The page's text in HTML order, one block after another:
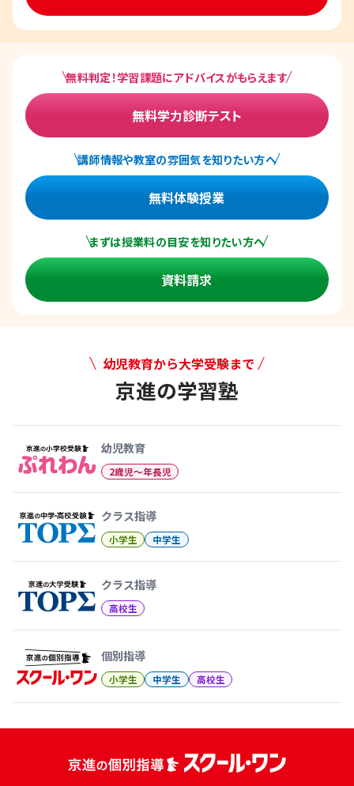
無料判定！学習課題にアドバイスがもらえます
無料学力診断テスト
講師情報や教室の雰囲気を知りたい方へ
無料体験授業
まずは授業料の目安を知りたい方へ
資料請求
幼児教育から大学受験まで
京進の学習塾
幼児教育
2歳児〜年長児
クラス指導
小学生 中学生
クラス指導
高校生
個別指導
小学生 中学生 高校生